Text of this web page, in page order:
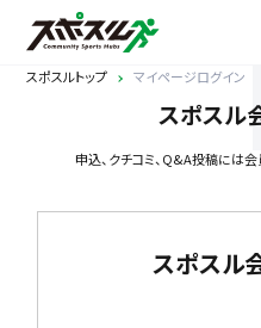
スポスルトップ マイページログイン
スポスル
申込、クチコミ、Q&A投稿には
スポスル